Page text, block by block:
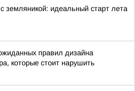
земляникой: идеальный старт лета
правил дизайна
которые стоит нарушить